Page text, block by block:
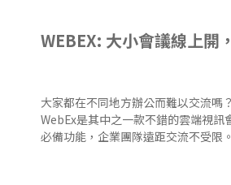
WEBEX: 大小會議線上開
大家都在不同地方辦公而難以交流
WebEx是其中之一款不錯的雲端視
必備功能，企業團隊遠距交流不受限。